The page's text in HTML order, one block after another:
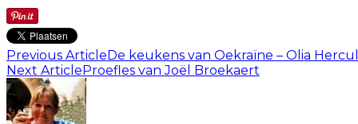
Previous ArticleDe keukens van Oekraïne – Olia
Next ArticleProefles van Joël Broekaert